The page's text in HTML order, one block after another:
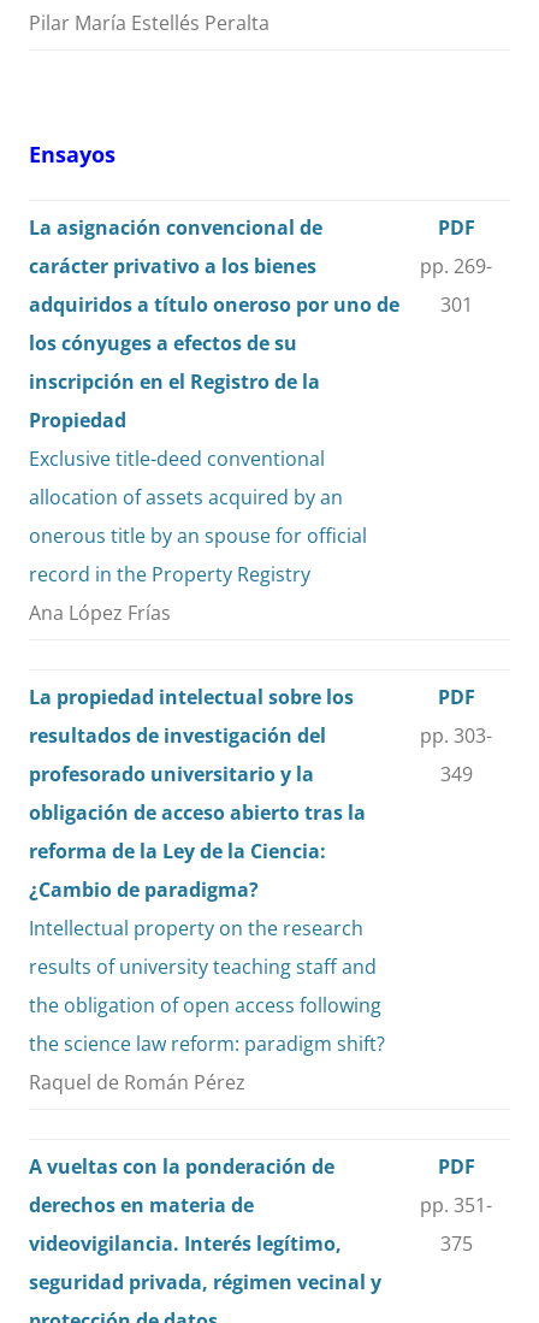
Pilar María Estellés Peralta
Ensayos
La asignación convencional de
carácter privativo a los bienes
adquiridos a título oneroso por uno de
los cónyuges a efectos de su
inscripción en el Registro de la
Propiedad
Exclusive title-deed conventional
allocation of assets acquired by an
onerous title by an spouse for official
record in the Property Registry
Ana López Frías
PDF
pp. 269-
301
La propiedad intelectual sobre los
resultados de investigación del
profesorado universitario y la
obligación de acceso abierto tras la
reforma de la Ley de la Ciencia:
¿Cambio de paradigma?
Intellectual property on the research
results of university teaching staff and
the obligation of open access following
the science law reform: paradigm shift?
Raquel de Román Pérez
PDF
pp. 303-
349
A vueltas con la ponderación de
derechos en materia de
videovigilancia. Interés legítimo,
seguridad privada, régimen vecinal y
PDF
pp. 351-
375